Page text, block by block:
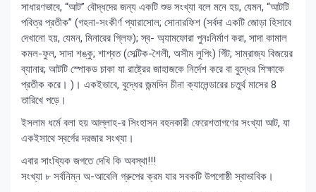
সাধারণভাবে, “আট” বৌদ্ধদের জন্য একটি শুভ সংখ্যা বলে মনে হয়, যেমন, “আটটি
পবিত্র প্রতীক” (গহনা-সংকীর্ণ প্যারাসোল; সোনারফিশ (সর্বদা একটি জোড়া হিসাবে
দেখানো হয়, যেমন, মিনারের গ্লিফ); স্ব- অ্যামফোরা পুনঃনির্মাণ করা, সাদা কামাল
কমল-ফুল, সাদা শঙ্কু; শাশ্বত (সেল্টিক-শৈলী, অসীম লুপিং) গিঁট; সাম্রাজ্য বিজয়ের
ব্যানার; আটটি স্পোকড চাকা যা রাষ্ট্রের জাহাজকে নির্দেশ করে বা বুদ্ধের শিক্ষাকে
প্রতীক করে। )। একইভাবে, বুদ্ধের জন্মদিন চীনা ক্যালেন্ডারের চতুর্থ মাসের 8
তারিখে পড়ে।
ইসলাম ধর্মে বলা হয় আল্লাহ-র সিংহাসন বহনকারী ফেরেশতাগণের সংখ্যা আট, যা
একইসাথে স্বর্গের দরজার সংখ্যা।
এবার সাংখ্যিক জগতে দেখি কি অবস্থা!!!
সংখ্যা ৮ সর্বনিম্ন অ-আবেলি গ্রুপের ক্রম যার সবকটি উপগোষ্ঠী স্বাভাবিক।